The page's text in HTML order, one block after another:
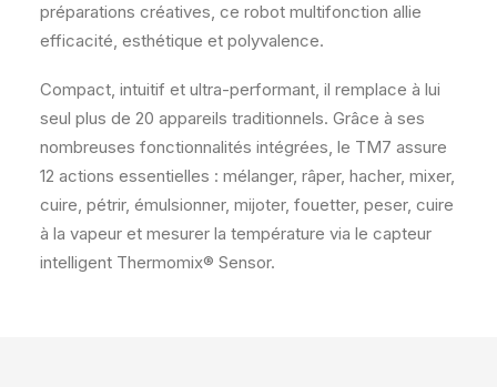
préparations créatives, ce robot multifonction allie
efficacité, esthétique et polyvalence.
Compact, intuitif et ultra-performant, il remplace à lui
seul plus de 20 appareils traditionnels. Grâce à ses
nombreuses fonctionnalités intégrées, le TM7 assure
12 actions essentielles : mélanger, râper, hacher, mixer,
cuire, pétrir, émulsionner, mijoter, fouetter, peser, cuire
à la vapeur et mesurer la température via le capteur
intelligent Thermomix® Sensor.